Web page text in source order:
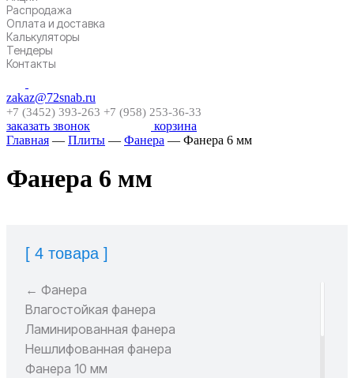
Распродажа
Оплата и доставка
Калькуляторы
Тендеры
Контакты
zakaz@72snab.ru
+7 (3452) 393-263 +7 (958) 253-36-33
заказать звонок
корзина
Главная — Плиты — Фанера — Фанера 6 мм
Фанера 6 мм
[ 4 товара ]
← Фанера
Влагостойкая фанера
Ламинированная фанера
Нешлифованная фанера
Фанера 10 мм